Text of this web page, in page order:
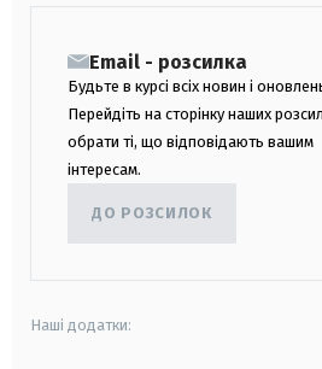
Email - розсилка
Будьте в курсі всіх новин і
Перейдіть на сторінку наших
обрати ті, що відповідають вашим
інтересам.
ДО РОЗСИЛОК
Наші додатки: